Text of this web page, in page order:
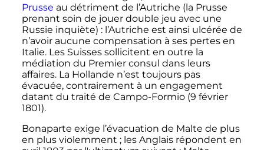
Prusse au détriment de l’Autriche (la Prusse
prenant soin de jouer double jeu avec une
Russie inquiète) : l’Autriche est ainsi ulcérée de
n’avoir aucune compensation à ses pertes en
Italie. Les Suisses sollicitent en outre la
médiation du Premier consul dans leurs
affaires. La Hollande n’est toujours pas
évacuée, contrairement à un engagement
datant du traité de Campo-Formio (9 février
1801).
Bonaparte exige l’évacuation de Malte de plus
en plus violemment ; les Anglais répondent en